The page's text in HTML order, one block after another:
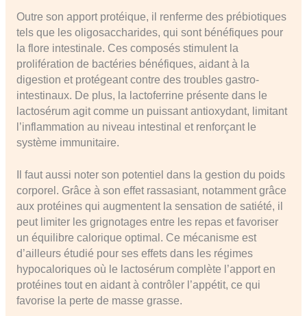
Outre son apport protéique, il renferme des prébiotiques
tels que les oligosaccharides, qui sont bénéfiques pour
la flore intestinale. Ces composés stimulent la
prolifération de bactéries bénéfiques, aidant à la
digestion et protégeant contre des troubles gastro-
intestinaux. De plus, la lactoferrine présente dans le
lactosérum agit comme un puissant antioxydant, limitant
l’inflammation au niveau intestinal et renforçant le
système immunitaire.
Il faut aussi noter son potentiel dans la gestion du poids
corporel. Grâce à son effet rassasiant, notamment grâce
aux protéines qui augmentent la sensation de satiété, il
peut limiter les grignotages entre les repas et favoriser
un équilibre calorique optimal. Ce mécanisme est
d’ailleurs étudié pour ses effets dans les régimes
hypocaloriques où le lactosérum complète l’apport en
protéines tout en aidant à contrôler l’appétit, ce qui
favorise la perte de masse grasse.